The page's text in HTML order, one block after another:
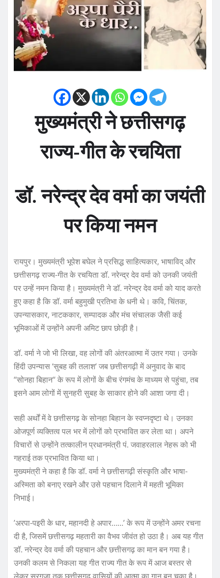
मुख्यमंत्री ने छत्तीसगढ़
राज्य-गीत के रचयिता
डॉ. नरेन्द्र देव वर्मा का जयंती
पर किया नमन
रायपुर। मुख्यमंत्री भूपेश बघेल ने प्रसिद्ध साहित्यकार, भाषाविद् और
छत्तीसगढ़ राज्य-गीत के रचयिता डॉ. नरेन्द्र देव वर्मा को उनकी जयंती
पर उन्हें नमन किया है। मुख्यमंत्री ने डॉ. नरेन्द्र देव वर्मा को याद करते
हुए कहा है कि डॉ. वर्मा बहुमुखी प्रतिभा के धनी थे। कवि, चिंतक,
उपन्यासकार, नाटककार, सम्पादक और मंच संचालक जैसी कई
भूमिकाओं में उन्होंने अपनी अमिट छाप छोड़ी है।
डॉ. वर्मा ने जो भी लिखा, वह लोगों की अंतरआत्मा में उतर गया। उनके
हिंदी उपन्यास ‘सुबह की तलाश‘ जब छत्तीसगढ़ी में अनुवाद के बाद
‘‘सोनहा बिहान‘‘ के रूप में लोगों के बीच रंगमंच के माध्यम से पहुंचा, तब
इसने आम लोगों में सुनहरी सुबह के साकार होने की आशा जगा दी।
सही अर्थों में वे छत्तीसगढ़ के सोनहा बिहान के स्वप्नदृष्टा थे। उनका
ओजपूर्ण व्यक्तित्व पल भर में लोगों को प्रभावित कर लेता था। अपने
विचारों से उन्होंने तत्कालीन प्रधानमंत्री पं. जवाहरलाल नेहरू को भी
गहराई तक प्रभावित किया था।
मुख्यमंत्री ने कहा है कि डॉ. वर्मा ने छत्तीसगढ़ी संस्कृति और भाषा-
अस्मिता को बनाए रखने और उसे पहचान दिलाने में महती भूमिका
निभाई।
’अरपा-पइरी के धार, महानदी हे अपार……’ के रूप में उन्होंने अमर रचना
दी है, जिसमें छत्तीसगढ़ महतारी का वैभव जीवंत हो उठा है। अब यह गीत
डॉ. नरेन्द्र देव वर्मा की पहचान और छत्तीसगढ़ का मान बन गया है।
उनकी कलम से निकला यह गीत राज्य गीत के रूप में आज बस्तर से